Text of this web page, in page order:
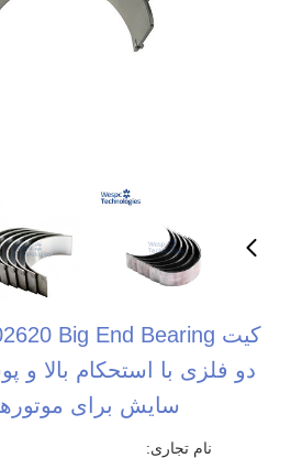
دو فلزی با استحکام بالا و
سایش برای
نام تجاری: